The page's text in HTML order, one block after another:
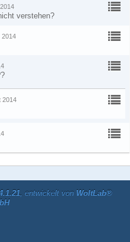
verstehen?
2014
2014
, entwickelt von WoltLab®